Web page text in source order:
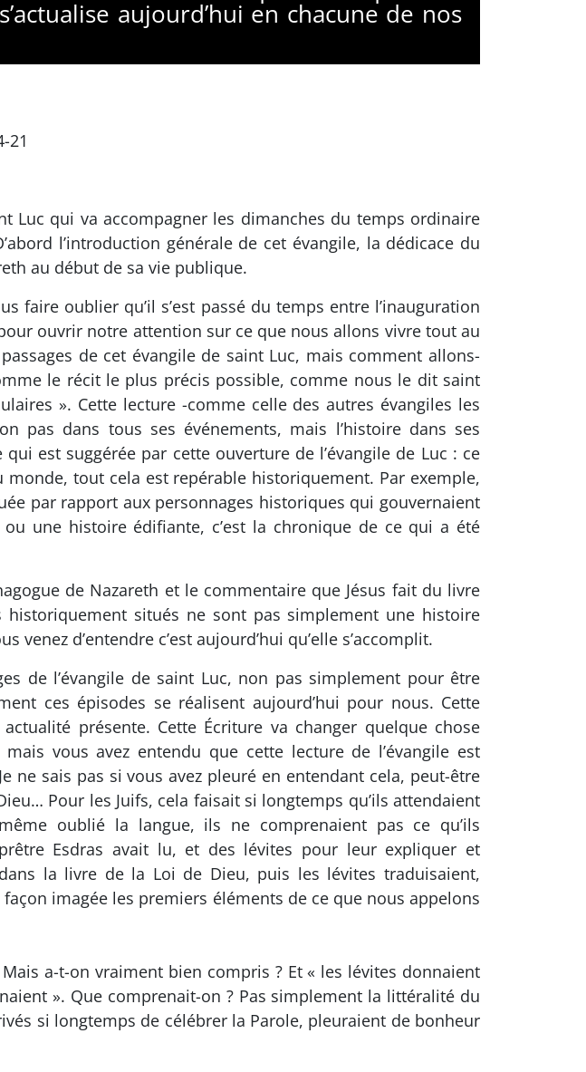
aujourd’hui en chacune de nos
21
Luc qui va accompagner les dimanches du temps ordinaire
l’introduction générale de cet évangile, la dédicace du
au début de sa vie publique.
faire oublier qu’il s’est passé du temps entre l’inauguration
ouvrir notre attention sur ce que nous allons vivre tout au
de cet évangile de saint Luc, mais comment allons-
le récit le plus précis possible, comme nous le dit saint
». Cette lecture -comme celle des autres évangiles les
pas dans tous ses événements, mais l’histoire dans ses
est suggérée par cette ouverture de l’évangile de Luc : ce
tout cela est repérable historiquement. Par exemple,
par rapport aux personnages historiques qui gouvernaient
une histoire édifiante, c’est la chronique de ce qui a été
de Nazareth et le commentaire que Jésus fait du livre
historiquement situés ne sont pas simplement une histoire
venez d’entendre c’est aujourd’hui qu’elle s’accomplit.
de l’évangile de saint Luc, non pas simplement pour être
ces épisodes se réalisent aujourd’hui pour nous. Cette
présente. Cette Écriture va changer quelque chose
vous avez entendu que cette lecture de l’évangile est
ne sais pas si vous avez pleuré en entendant cela, peut-être
Pour les Juifs, cela faisait si longtemps qu’ils attendaient
oublié la langue, ils ne comprenaient pas ce qu’ils
Esdras avait lu, et des lévites pour leur expliquer et
la livre de la Loi de Dieu, puis les lévites traduisaient,
imagée les premiers éléments de ce que nous appelons
a-t-on vraiment bien compris ? Et « les lévites donnaient
». Que comprenait-on ? Pas simplement la littéralité du
si longtemps de célébrer la Parole, pleuraient de bonheur